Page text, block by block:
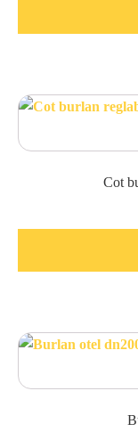
Cot